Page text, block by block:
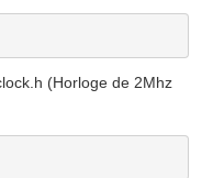
(Horloge de 2Mhz